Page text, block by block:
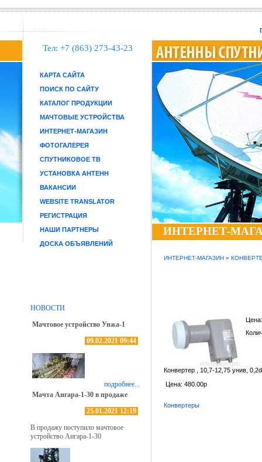
Тел: +7 (863) 273-43-23
КАРТА САЙТА
ПОИСК ПО САЙТУ
КАТАЛОГ ПРОДУКЦИИ
МАЧТОВЫЕ УСТРОЙСТВА
ИНТЕРНЕТ-МАГАЗИН
ФОТОГАЛЕРЕЯ
СПУТНИКОВОЕ ТВ
УСТАНОВКА АНТЕНН
ВАКАНСИИ
WEBSITE TRANSLATOR
РЕГИСТРАЦИЯ
НАШИ ПАРТНЕРЫ
ДОСКА ОБЪЯВЛЕНИЙ
НОВОСТИ
Мачтовое устройство Унжа-1
09.02.2021 09:44
подробнее...
Мачта Ангара-1-30 в продаже
25.01.2021 12:19
В продажу поступило мачтовое
устройство Ангара-1-30
ИНТЕРНЕТ-
ИНТЕРНЕТ-МАГАЗИН »
Конвертер , 10,7-12,75 унив,
Цена: 480.00р
Конвертеры